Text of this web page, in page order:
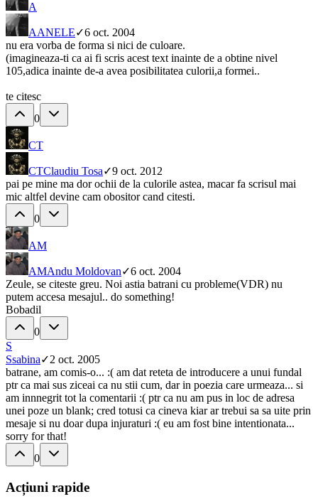
A
AANELE✓6 oct. 2004
nu era vorba de forma si nici de culoare.
(imagineaza-ti ca ai fi scris acest text inainte de a obtine nivel
105,adica inainte de-a avea posibilitatea culorii,a formei..
te citesc
0
CT
CTClaudiu Tosa✓9 oct. 2012
pai pe mine ma dor ochii de la culorile astea, macar fa scrisul mai
mic altfel devine cam obositor cand citesti.
0
AM
AMAndu Moldovan✓6 oct. 2004
Zeule, se citeste greu. Noi astia batrani cu probleme(VDR) nu
putem accesa mesajul.. do something!
Bobadil
0
S
Ssabina✓2 oct. 2005
batrane, am comis-o... :( am dat reteta de introducere a unui fundal
ptr ca mai sus ziceai ca nu stii cum, dar in poezia care urmeaza... si
am innnegrit tot la comentarii :( ptr ca nu am pus in loc de adresa
unei poze un blank; cred totusi ca cineva kiar ar trebui sa sa uite prin
mesaje si nu doar dupa injuraturi :( eu am fost bine intentionata...
sorry for that!
0
Acțiuni rapide